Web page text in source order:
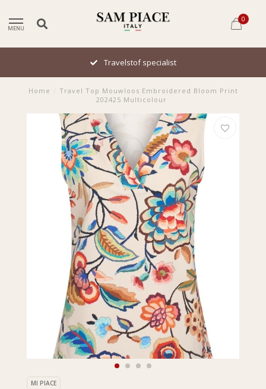
MENU
0
Travelstof specialist
Home
Travel Top Mouwloos Embroidered Bloom Print
202425 Multicolour
MI PIACE